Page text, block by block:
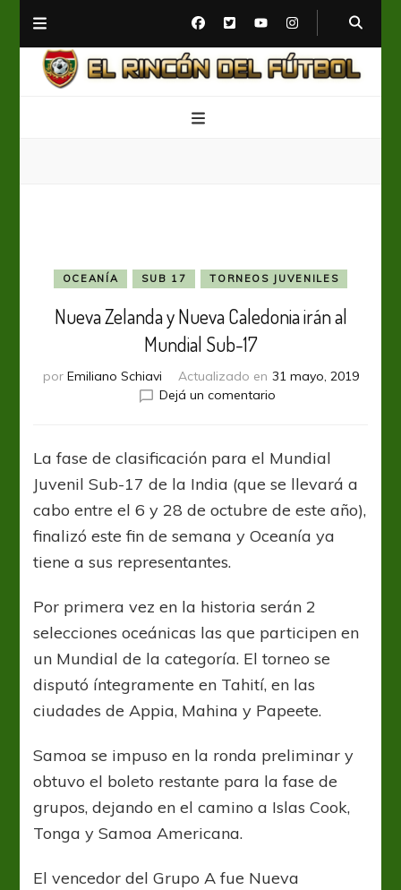
OCEANÍA SUB 17 TORNEOS JUVENILES
Nueva Zelanda y Nueva Caledonia irán al
Mundial Sub-17
por Emiliano Schiavi Actualizado en 31 mayo, 2019
Dejá un comentarioen
y
Nueva
Caledonia
irán
Mundial
La fase de clasificación para el Mundial
Juvenil Sub-17 de la India (que se llevará a
cabo entre el 6 y 28 de octubre de este año),
finalizó este fin de semana y Oceanía ya
tiene a sus representantes.
Por primera vez en la historia serán 2
selecciones oceánicas las que participen en
un Mundial de la categoría. El torneo se
disputó íntegramente en Tahití, en las
ciudades de Appia, Mahina y Papeete.
Samoa se impuso en la ronda preliminar y
obtuvo el boleto restante para la fase de
grupos, dejando en el camino a Islas Cook,
Tonga y Samoa Americana.
El vencedor del Grupo A fue Nueva